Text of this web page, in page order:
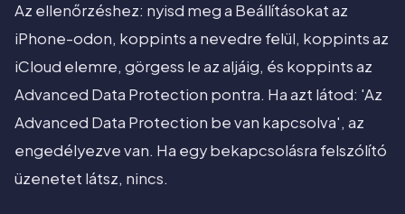
Az ellenőrzéshez: nyisd meg a Beállításokat az
iPhone-odon, koppints a nevedre felül, koppints az
iCloud elemre, görgess le az aljáig, és koppints az
Advanced Data Protection pontra. Ha azt látod: 'Az
Advanced Data Protection be van kapcsolva', az
engedélyezve van. Ha egy bekapcsolásra felszólító
üzenetet látsz, nincs.